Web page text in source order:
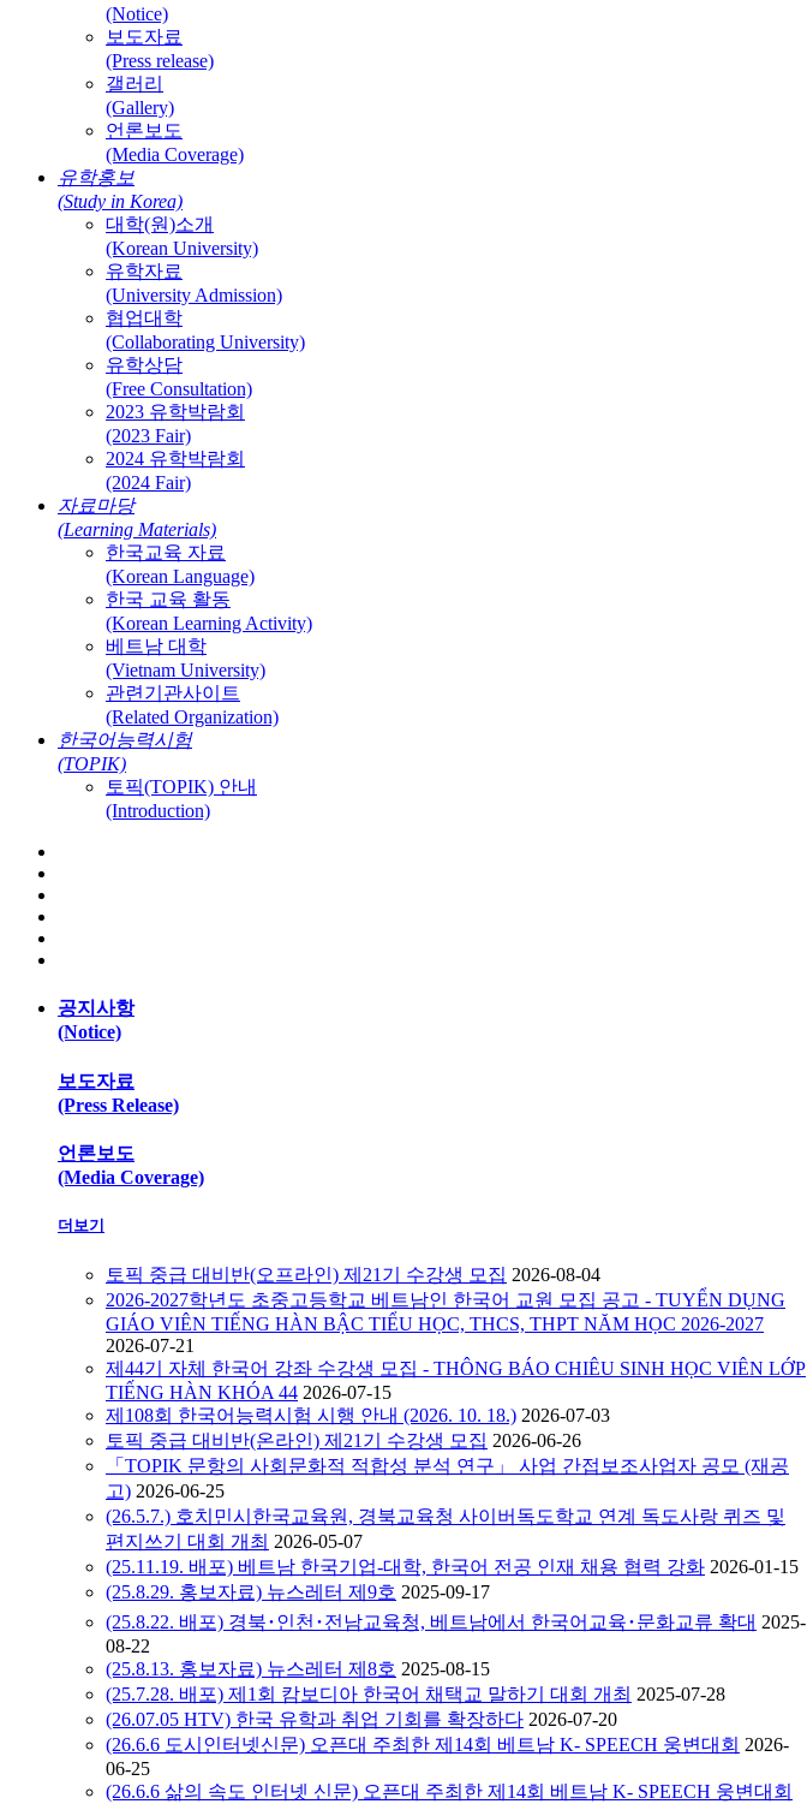
(Notice)
보도자료
(Press release)
갤러리
(Gallery)
언론보도
(Media Coverage)
유학홍보
(Study in Korea)
대학(원)소개
(Korean University)
유학자료
(University Admission)
협업대학
(Collaborating University)
유학상담
(Free Consultation)
2023 유학박람회
(2023 Fair)
2024 유학박람회
(2024 Fair)
자료마당
(Learning Materials)
한국교육 자료
(Korean Language)
한국 교육 활동
(Korean Learning Activity)
베트남 대학
(Vietnam University)
관련기관사이트
(Related Organization)
한국어능력시험
(TOPIK)
토픽(TOPIK) 안내
(Introduction)
공지사항
(Notice)
보도자료
(Press Release)
언론보도
(Media Coverage)
더보기
토픽 중급 대비반(오프라인) 제21기 수강생 모집 2026-08-04
2026-2027학년도 초중고등학교 베트남인 한국어 교원 모집 공고 - TUYỂN DỤNG
GIÁO VIÊN TIẾNG HÀN BẬC TIỂU HỌC, THCS, THPT NĂM HỌC 2026-2027
2026-07-21
제44기 자체 한국어 강좌 수강생 모집 - THÔNG BÁO CHIÊU SINH HỌC VIÊN LỚP
TIẾNG HÀN KHÓA 44 2026-07-15
제108회 한국어능력시험 시행 안내 (2026. 10. 18.) 2026-07-03
토픽 중급 대비반(온라인) 제21기 수강생 모집 2026-06-26
「TOPIK 문항의 사회문화적 적합성 분석 연구」 사업 간접보조사업자 공모 (재공
고) 2026-06-25
(26.5.7.) 호치민시한국교육원, 경북교육청 사이버독도학교 연계 독도사랑 퀴즈 및
편지쓰기 대회 개최 2026-05-07
(25.11.19. 배포) 베트남 한국기업-대학, 한국어 전공 인재 채용 협력 강화 2026-01-15
(25.8.29. 홍보자료) 뉴스레터 제9호 2025-09-17
(25.8.22. 배포) 경북･인천･전남교육청, 베트남에서 한국어교육･문화교류 확대 2025-
08-22
(25.8.13. 홍보자료) 뉴스레터 제8호 2025-08-15
(25.7.28. 배포) 제1회 캄보디아 한국어 채택교 말하기 대회 개최 2025-07-28
(26.07.05 HTV) 한국 유학과 취업 기회를 확장하다 2026-07-20
(26.6.6 도시인터넷신문) 오픈대 주최한 제14회 베트남 K- SPEECH 웅변대회 2026-
06-25
(26.6.6 삶의 속도 인터넷 신문) 오픈대 주최한 제14회 베트남 K- SPEECH 웅변대회